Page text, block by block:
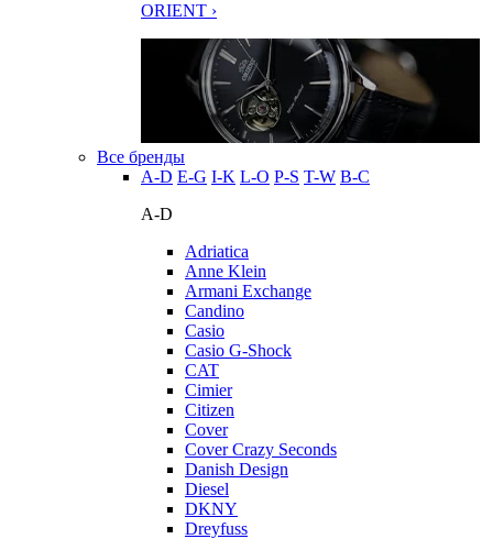
ORIENT ›
Все бренды
A-D E-G I-K L-O P-S T-W В-С
A-D
Adriatica
Anne Klein
Armani Exchange
Candino
Casio
Casio G-Shock
CAT
Cimier
Citizen
Cover
Cover Crazy Seconds
Danish Design
Diesel
DKNY
Dreyfuss